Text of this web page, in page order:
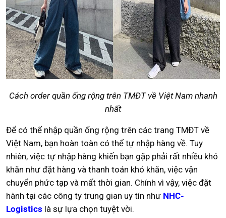
Cách order quần ống rộng trên TMĐT về Việt Nam nhanh
nhất
Để có thể nhập quần ống rộng trên các trang TMĐT về
Việt Nam, bạn hoàn toàn có thể tự nhập hàng về. Tuy
nhiên, việc tự nhập hàng khiến bạn gặp phải rất nhiều khó
khăn như đặt hàng và thanh toán khó khăn, việc vận
chuyển phức tạp và mất thời gian. Chính vì vậy, việc đặt
hành tại các công ty trung gian uy tín như NHC-
Logistics là sự lựa chọn tuyệt vời.